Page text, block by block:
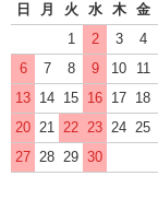
日
月 火 水 木 金
1
2 3 4
6
7 8 9 10 11
13 14 15 16 17 18
20 21 22 23 24 25
27 28 29 30